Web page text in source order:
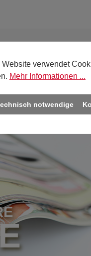
Website verwendet
Mehr Informationen ...
notwendige